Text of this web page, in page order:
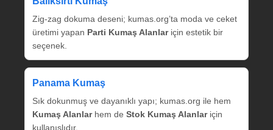
Zig‑zag dokuma deseni; kumas.org’ta moda ve ceket
üretimi yapan Parti Kumaş Alanlariçin estetik bir
seçenek.
Panama Kumaş
Sık dokunmuş ve dayanıklı yapı; kumas.org ile hem
Kumaş Alanlarhem de Stok Kumaş Alanlariçin
kullanışlıdır.